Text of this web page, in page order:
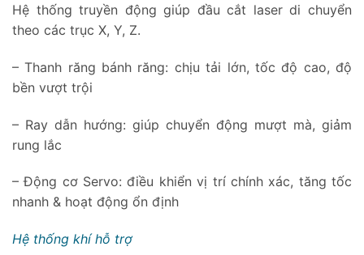
Hệ thống truyền động giúp đầu cắt laser di chuyển
theo các trục X, Y, Z.
– Thanh răng bánh răng: chịu tải lớn, tốc độ cao, độ
bền vượt trội
– Ray dẫn hướng: giúp chuyển động mượt mà, giảm
rung lắc
– Động cơ Servo: điều khiển vị trí chính xác, tăng tốc
nhanh & hoạt động ổn định
Hệ thống khí hỗ trợ